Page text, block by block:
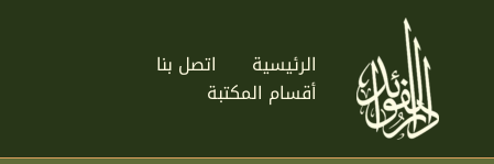
الرئيسية
اتصل بنا
أقسام المكتبة